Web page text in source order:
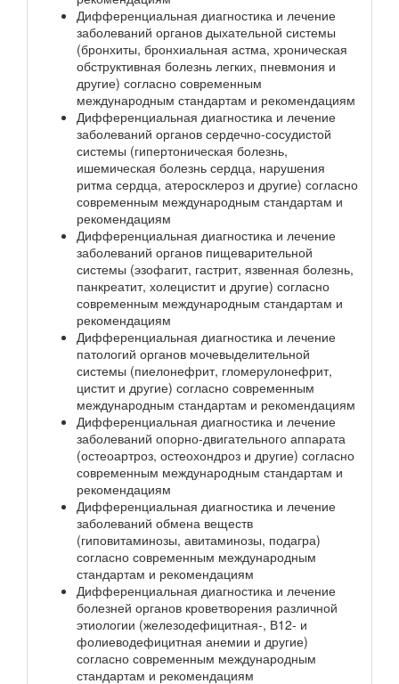
Дифференциальная диагностика и лечение
заболеваний органов дыхательной системы
(бронхиты, бронхиальная астма, хроническая
обструктивная болезнь легких, пневмония и
другие) согласно современным
международным стандартам и рекомендациям
Дифференциальная диагностика и лечение
заболеваний органов сердечно-сосудистой
системы (гипертоническая болезнь,
ишемическая болезнь сердца, нарушения
ритма сердца, атеросклероз и другие) согласно
современным международным стандартам и
рекомендациям
Дифференциальная диагностика и лечение
заболеваний органов пищеварительной
системы (эзофагит, гастрит, язвенная болезнь,
панкреатит, холецистит и другие) согласно
современным международным стандартам и
рекомендациям
Дифференциальная диагностика и лечение
патологий органов мочевыделительной
системы (пиелонефрит, гломерулонефрит,
цистит и другие) согласно современным
международным стандартам и рекомендациям
Дифференциальная диагностика и лечение
заболеваний опорно-двигательного аппарата
(остеоартроз, остеохондроз и другие) согласно
современным международным стандартам и
рекомендациям
Дифференциальная диагностика и лечение
заболеваний обмена веществ
(гиповитаминозы, авитаминозы, подагра)
согласно современным международным
стандартам и рекомендациям
Дифференциальная диагностика и лечение
болезней органов кроветворения различной
этиологии (железодефицитная-, В12- и
фолиеводефицитная анемии и другие)
согласно современным международным
стандартам и рекомендациям